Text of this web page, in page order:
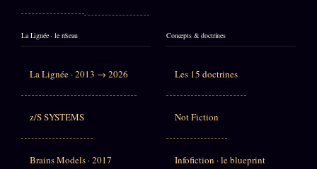
La Lignée · le réseau
La Lignée · 2013 → 2026
z/S SYSTEMS
Brains Models · 2017
Concepts & doctrines
Les 15 doctrines
Not Fiction
Infofiction · le blueprint